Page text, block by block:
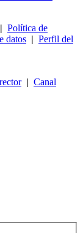
| Política de
datos | Perfil del
| Canal